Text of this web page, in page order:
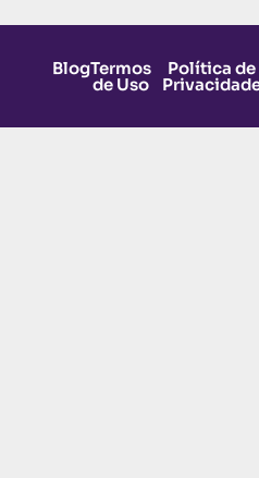
Política de
Termos
de Uso
Blog